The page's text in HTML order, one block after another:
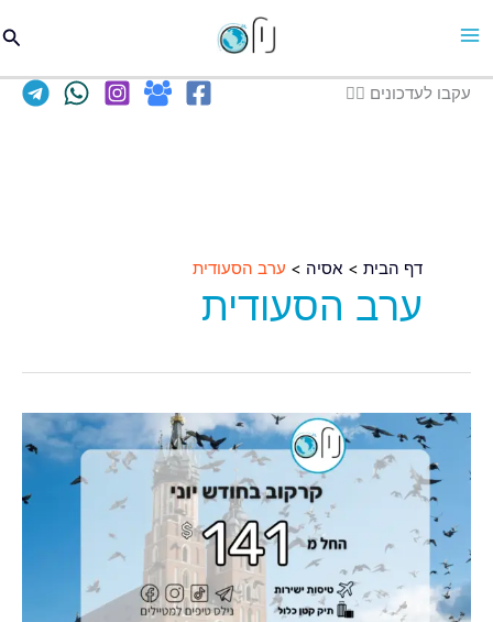
עקבו לעדכונים 👈🏽
דף הבית אסיה ערב הסעודית
ערב הסעודית
מחכה
ביוני!
טיסות
ישירות
החל